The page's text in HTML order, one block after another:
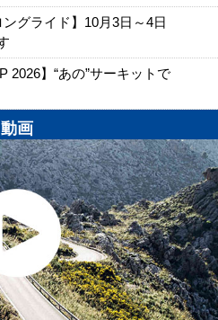
ングライド】10月3日～4日
2026】“あの”サーキットで
動画